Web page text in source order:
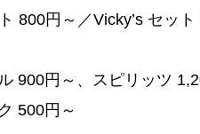
800円～／Vicky’s セット
900円～、スピリッツ
500円～